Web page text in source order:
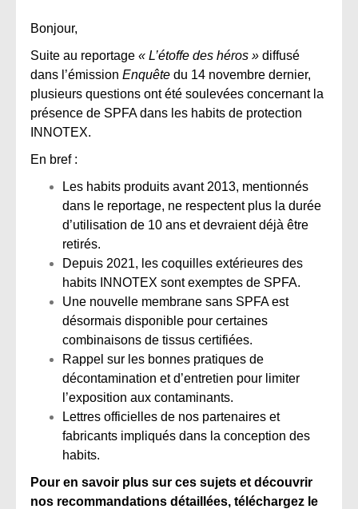
Bonjour,
Suite au reportage « L’étoffe des héros » diffusé
dans l’émission Enquête du 14 novembre dernier,
plusieurs questions ont été soulevées concernant la
présence de SPFA dans les habits de protection
INNOTEX.
En bref :
Les habits produits avant 2013, mentionnés
dans le reportage, ne respectent plus la durée
d’utilisation de 10 ans et devraient déjà être
retirés.
Depuis 2021, les coquilles extérieures des
habits INNOTEX sont exemptes de SPFA.
Une nouvelle membrane sans SPFA est
désormais disponible pour certaines
combinaisons de tissus certifiées.
Rappel sur les bonnes pratiques de
décontamination et d’entretien pour limiter
l’exposition aux contaminants.
Lettres officielles de nos partenaires et
fabricants impliqués dans la conception des
habits.
Pour en savoir plus sur ces sujets et découvrir
nos recommandations détaillées, téléchargez le